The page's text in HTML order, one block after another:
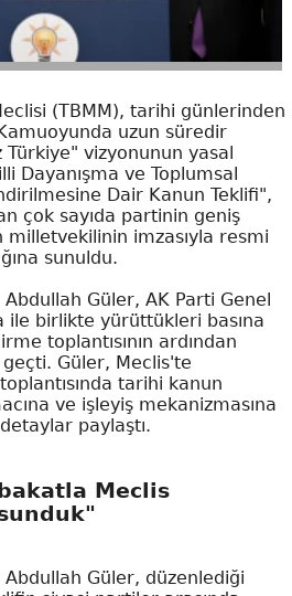
(TBMM), tarihi günlerinden
uzun süredir
vizyonunun yasal
Dayanışma ve Toplumsal
Dair Kanun Teklifi",
çok sayıda partinin geniş
milletvekilinin imzasıyla resmi
sunuldu.
Abdullah Güler, AK Parti Genel
ile birlikte yürüttükleri basına
toplantısının ardından
geçti. Güler, Meclis'te
tarihi kanun
ve işleyiş mekanizmasına
paylaştı.
Meclis
sunduk"
Abdullah Güler, düzenlediği